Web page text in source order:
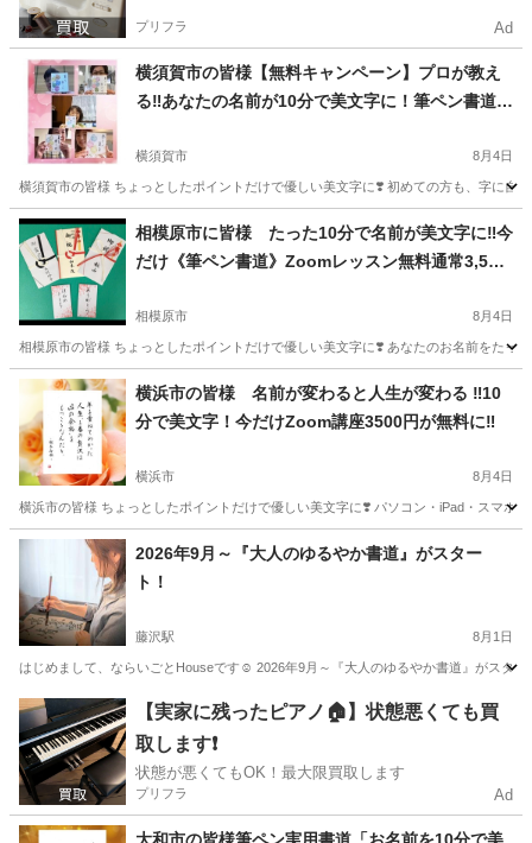
プリフラ Ad
横須賀市の皆様【無料キャンペーン】プロが教え
る‼️あなたの名前が10分で美文字に！筆ペン書道Z
横須賀市 8月4日
横須賀市の皆様 ちょっとしたポイントだけで優しい美文字に❣️ 初めての方も、字に自
神奈川 横須賀市 書道
相模原市に皆様 たった10分で名前が美文字に‼️今
だけ《筆ペン書道》Zoomレッスン無料通常3,500
相模原市 8月4日
相模原市の皆様 ちょっとしたポイントだけで優しい美文字に❣️ あなたのお名前をたっ
神奈川 相模原市 書道 美文
横浜市の皆様 名前が変わると人生が変わる ‼️10
分で美文字！今だけZoom講座3500円が無料に‼️
横浜市 8月4日
横浜市の皆様 ちょっとしたポイントだけで優しい美文字に❣️ パソコン・iPad・スマホ
神奈川 横浜市 書道 美文
2026年9月～『大人のゆるやか書道』がスター
ト！
藤沢駅 8月1日
はじめまして、ならいごとHouseです☺ 2026年9月～『大人のゆるやか書道』がスタ
神奈川 藤沢市 藤沢駅 日本文化 毛筆
【実家に残ったピアノ🏠】状態悪くても買
取します❗️
状態が悪くてもOK！最大限買取します
プリフラ Ad